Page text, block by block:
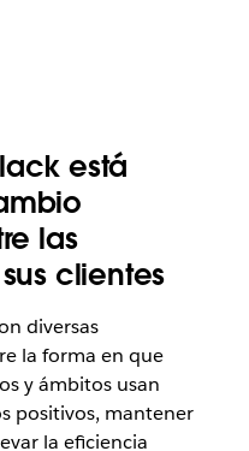
está
las
clientes
diversas
la forma en que
y ámbitos usan
positivos, mantener
la eficiencia